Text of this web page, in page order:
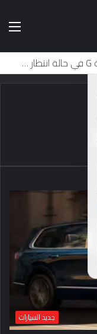
تضع شركة BMW منافستها من الفئة G في حالة انتظار مع وصول الرياح المعاكسة في الصين إلى موطنها
جديد السيارات